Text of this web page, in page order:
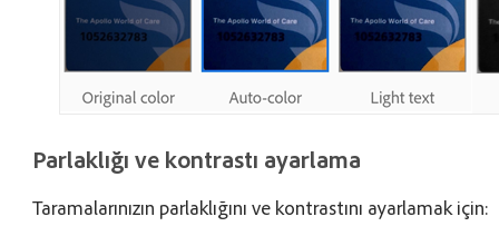
Parlaklığı ve kontrastı ayarlama
Taramalarınızın parlaklığını ve kontrastını ayarlamak için: